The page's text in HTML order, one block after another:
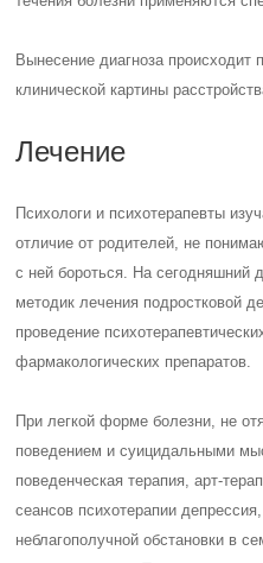
Вынесение диагноза происходит
клинической картины
Лечение
Психологи и психотерапевты
отличие от родителей, не
с ней бороться. На сегодняшний
методик лечения подростковой
проведение
фармакологических препаратов.
При легкой форме болезни, не
поведением и суицидальными
поведенческая терапия, арт-
сеансов психотерапии
неблагополучной обстановки в